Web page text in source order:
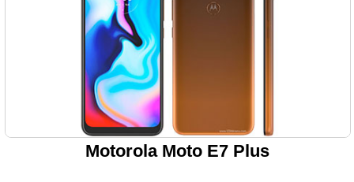
Motorola Moto E7 Plus